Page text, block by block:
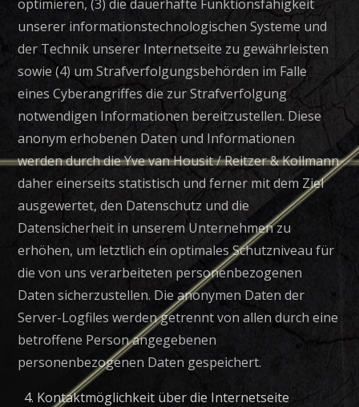
optimieren, (3) die dauerhafte Funktionsfähigkeit
unserer informationstechnologischen Systeme und
der Technik unserer Internetseite zu gewährleisten
sowie (4) um Strafverfolgungsbehörden im Falle
eines Cyberangriffes die zur Strafverfolgung
notwendigen Informationen bereitzustellen. Diese
anonym erhobenen Daten und Informationen
werden durch die Yve van Housit / Reitzer & Kollmann
daher einerseits statistisch und ferner mit dem Ziel
ausgewertet, den Datenschutz und die
Datensicherheit in unserem Unternehmen zu
erhöhen, um letztlich ein optimales Schutzniveau für
die von uns verarbeiteten personenbezogenen
Daten sicherzustellen. Die anonymen Daten der
Server-Logfiles werden getrennt von allen durch eine
betroffene Person angegebenen
personenbezogenen Daten gespeichert.
Kontaktmöglichkeit über die Internetseite